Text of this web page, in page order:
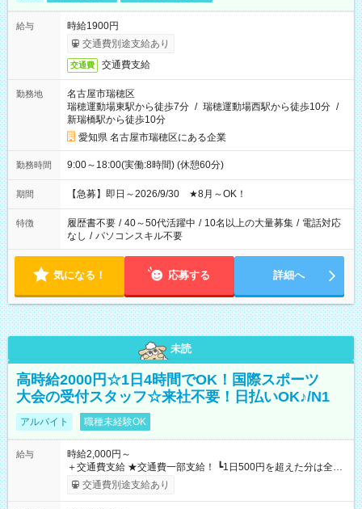
給与
時給1900円
交通費別途支給あり
交通費 交通費支給
勤務地
名古屋市瑞穂区
瑞穂運動場東駅から徒歩7分 / 瑞穂運動場西駅から徒歩10分 /
新瑞橋駅から徒歩10分
愛知県 名古屋市瑞穂区にある企業
勤務時間 9:00～18:00(実働:8時間) (休憩60分)
期間 【急募】即日～2026/9/30 ★8月～OK！
特徴 履歴書不要 / 40～50代活躍中 / 10名以上の大量募集 / 電話対応
なし / パソコンスキル不要
気になる！ 応募する 詳細へ
未読
高時給2000円☆1日4時間でOK！国際スポーツ
大会の受付スタッフ☆来社不要！日払いOK♪/N1
アルバイト 職種未経験OK
給与
時給2,000円～
＋交通費支給 ★交通費一部支給！ ┗1日500円を超えた分は全額
支給！ ※往復500円以内の方は自己負担となります ★日払い
OK！（規定あり） ┗働いたその日に現金GET♪ お仕事後はコン
交通費別途支給あり